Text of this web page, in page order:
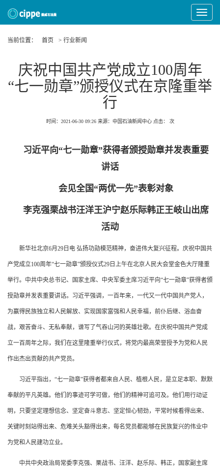
Toggle
当前位置：
首页 > 行业新闻
庆祝中国共产党成立100周年
“七一勋章”颁授仪式在京隆重举
行
时间：2021-06-30 09:26 来源：中国石油新闻中心 点击： 次
习近平向“七一勋章”获得者颁授勋章并发表重要
讲话
会见全国“两优一先”表彰对象
李克强栗战书汪洋王沪宁赵乐际韩正王岐山出席
活动
新华社北京6月29日电 弘扬功勋模范精神，奋进伟大复兴征程。庆祝中国共
产党成立100周年“七一勋章”颁授仪式29日上午在北京人民大会堂金色大厅隆重
举行。中共中央总书记、国家主席、中央军委主席习近平向“七一勋章”获得者颁
授勋章并发表重要讲话。习近平强调，一百年来，一代又一代中国共产党人，
为赢得民族独立和人民解放、实现国家富强和人民幸福，前仆后继、浴血奋
战，艰苦奋斗、无私奉献，谱写了气吞山河的英雄壮歌。在庆祝中国共产党成
立一百周年之际，我们在这里隆重举行仪式，将党内最高荣誉授予为党和人民
作出杰出贡献的共产党员。
习近平指出，“七一勋章”获得者都来自人民、植根人民，是立足本职、默默
奉献的平凡英雄。他们的事迹可学可做，他们的精神可追可及。他们用行动证
明，只要坚定理想信念、坚定奋斗意志、坚定恒心韧劲，平常时候看得出来、
关键时刻站得出来、危难关头豁得出来，每名党员都能够在民族复兴的伟业中
为党和人民建功立业。
中共中央政治局常委李克强、栗战书、汪洋、赵乐际、韩正，国家副主席